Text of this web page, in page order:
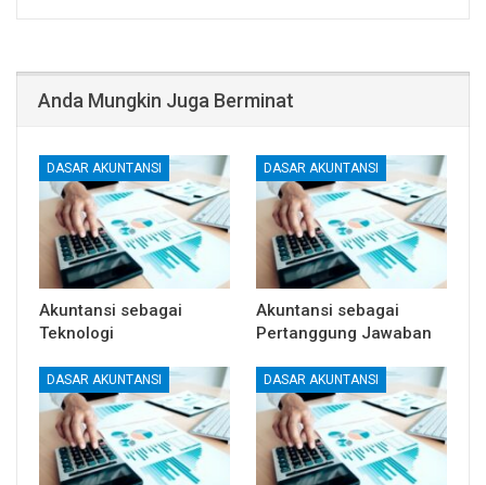
Anda Mungkin Juga Berminat
DASAR AKUNTANSI
Akuntansi sebagai
Teknologi
DASAR AKUNTANSI
Akuntansi sebagai
Pertanggung Jawaban
DASAR AKUNTANSI DASAR AKUNTANSI